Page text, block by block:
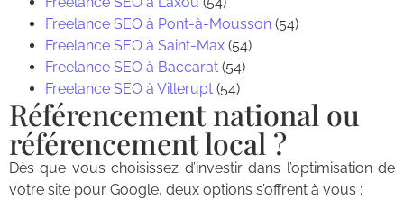
Freelance SEO à Pont-à-Mousson (54)
Freelance SEO à Saint-Max (54)
Freelance SEO à Baccarat (54)
Freelance SEO à Villerupt (54)
Référencement national ou
référencement local ?
Dès que vous choisissez d’investir dans l’optimisation de
votre site pour Google, deux options s’offrent à vous :